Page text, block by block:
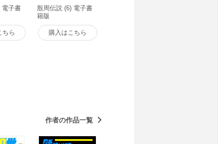
電子書
ちら
殷周伝説 (6) 電子書
籍版
購入はこちら
作者の作品一覧